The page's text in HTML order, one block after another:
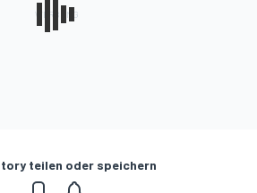
teilen oder speichern